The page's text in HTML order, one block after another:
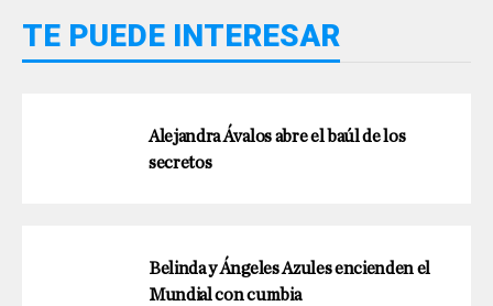
TE PUEDE INTERESAR
Alejandra Ávalos abre el baúl de los
secretos
Belinda y Ángeles Azules encienden el
Mundial con cumbia